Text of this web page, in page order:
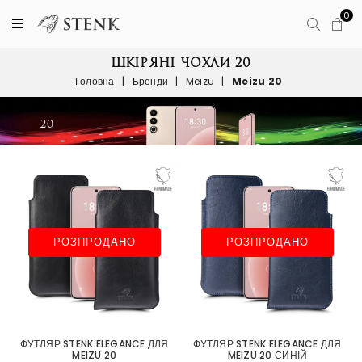
0
ШКІРЯНІ ЧОХЛИ 20
Головна | Бренди | Meizu | Meizu 20
РОЗПРОДАНО
ФУТЛЯР STENK ELEGANCE ДЛЯ
MEIZU 20
РОЗПРОДАНО
ФУТЛЯР STENK ELEGANCE ДЛЯ
MEIZU 20 СИНІЙ